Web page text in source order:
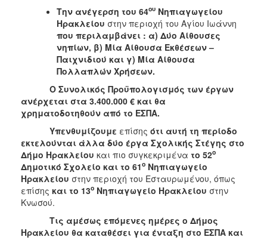
Την ανέγερση του 64ου Νηπιαγωγείου
Ηρακλείου στην περιοχή του Αγίου Ιωάννη
που περιλαμβάνει : α) Δύο Αίθουσες
νηπίων, β) Μία Αίθουσα Εκθέσεων –
Παιχνιδιού και γ) Μία Αίθουσα
Πολλαπλών Χρήσεων.
Ο Συνολικός Προϋπολογισμός των έργων
ανέρχεται στα 3.400.000 € και θα
χρηματοδοτηθούν από το ΕΣΠΑ.
Υπενθυμίζουμε επίσης ότι αυτή τη περίοδο
εκτελούνται άλλα δύο έργα Σχολικής Στέγης στο
Δήμο Ηρακλείου και πιο συγκεκριμένα το 52ο
Δημοτικό Σχολείο και το 61ο Νηπιαγωγείο
Ηρακλείου στην περιοχή του Εσταυρωμένου, όπως
επίσης και το 13ο Νηπιαγωγείο Ηρακλείου στην
Κνωσού.
Τις αμέσως επόμενες ημέρες ο Δήμος
Ηρακλείου θα καταθέσει για ένταξη στο ΕΣΠΑ και